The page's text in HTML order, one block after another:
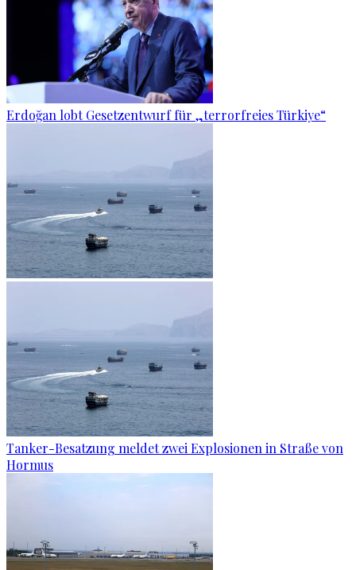
Erdoğan lobt Gesetzentwurf für „terrorfreies Türkiye“
Tanker-Besatzung meldet zwei Explosionen in Straße von
Hormus